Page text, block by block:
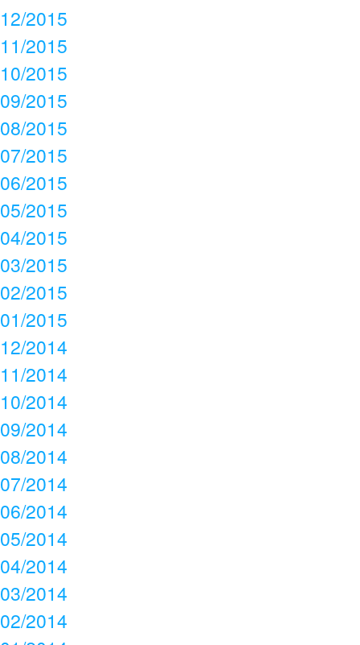
12/2015
11/2015
10/2015
09/2015
08/2015
07/2015
06/2015
05/2015
04/2015
03/2015
02/2015
01/2015
12/2014
11/2014
10/2014
09/2014
08/2014
07/2014
06/2014
05/2014
04/2014
03/2014
02/2014